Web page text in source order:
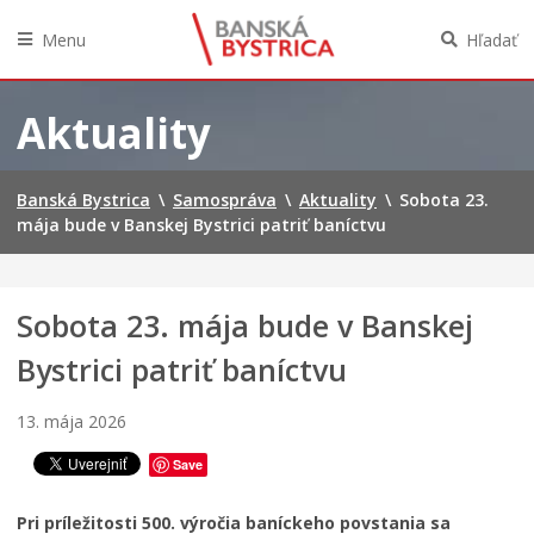
obsah
Menu Hľadať
Aktuality
Banská Bystrica \ Samospráva \ Aktuality \ Sobota 23.
mája bude v Banskej Bystrici patriť baníctvu
Sobota 23. mája bude v Banskej
Bystrici patriť baníctvu
13. mája 2026
Save
Pri príležitosti 500. výročia baníckeho povstania sa